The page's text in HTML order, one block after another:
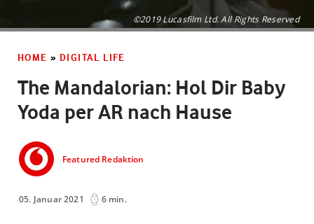
©2019 Lucasfilm Ltd. All Rights Reserved
HOME » DIGITAL LIFE
The Mandalorian: Hol Dir Baby
Yoda per AR nach Hause
Featured Redaktion
05. Januar 2021 6 min.